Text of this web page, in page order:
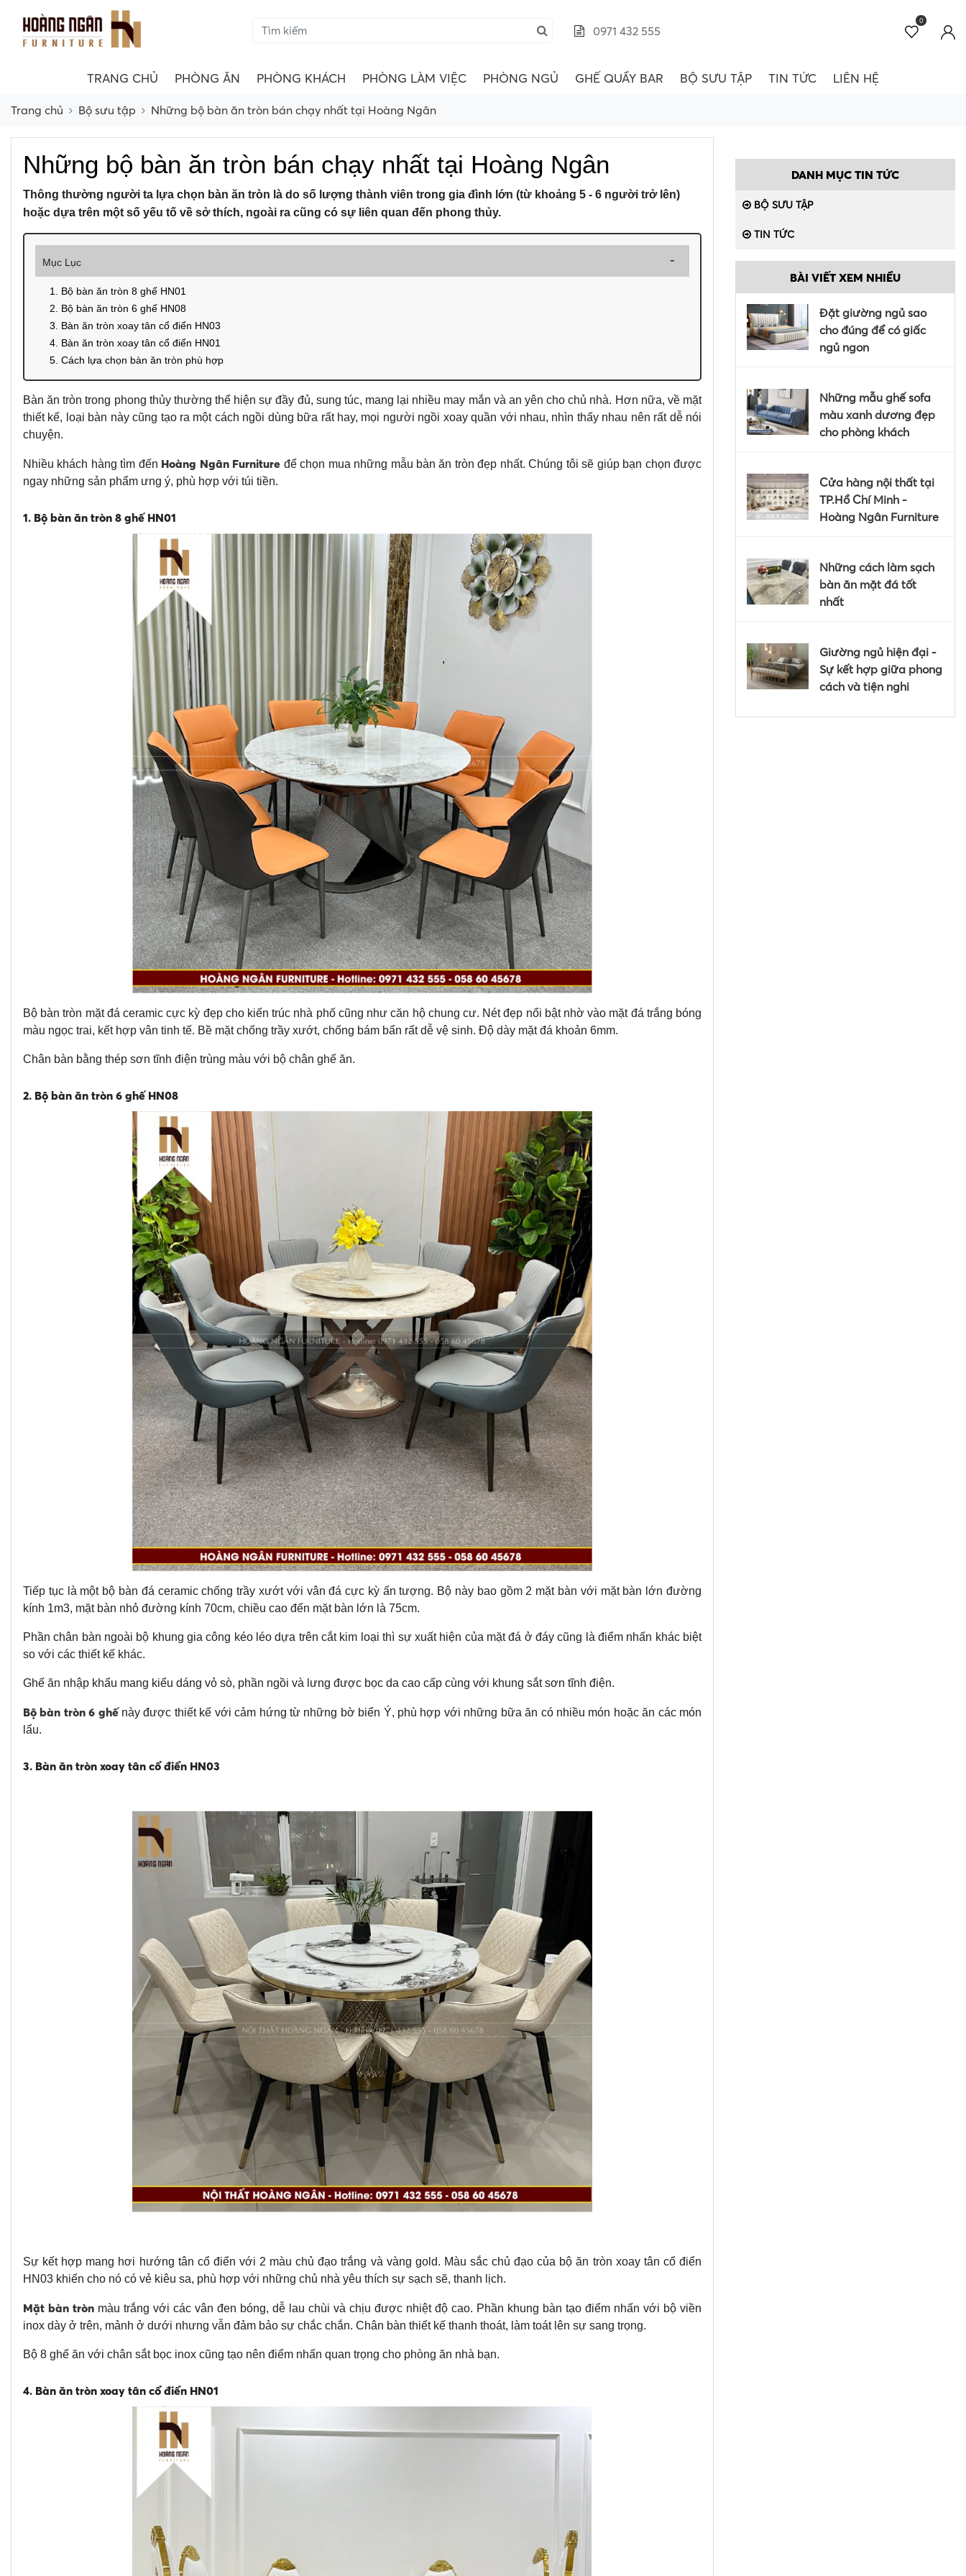
0971 432 555
0
TRANG CHỦ PHÒNG ĂN PHÒNG KHÁCH PHÒNG LÀM VIỆC PHÒNG NGỦ GHẾ QUẦY BAR BỘ SƯU TẬP TIN TỨC LIÊN HỆ
Trang chủ Bộ sưu tập Những bộ bàn ăn tròn bán chạy nhất tại Hoàng Ngân
Những bộ bàn ăn tròn bán chạy nhất tại Hoàng Ngân
Thông thường người ta lựa chọn bàn ăn tròn là do số lượng thành viên trong gia đình lớn (từ khoảng 5 - 6 người trở lên)
hoặc dựa trên một số yếu tố về sở thích, ngoài ra cũng có sự liên quan đến phong thủy.
Mục Lục
1. Bộ bàn ăn tròn 8 ghế HN01
2. Bộ bàn ăn tròn 6 ghế HN08
3. Bàn ăn tròn xoay tân cổ điển HN03
4. Bàn ăn tròn xoay tân cổ điển HN01
5. Cách lựa chọn bàn ăn tròn phù hợp
Bàn ăn tròn trong phong thủy thường thể hiện sự đầy đủ, sung túc, mang lại nhiều may mắn và an yên cho chủ nhà. Hơn nữa, về mặt
thiết kế, loại bàn này cũng tạo ra một cách ngồi dùng bữa rất hay, mọi người ngồi xoay quần với nhau, nhìn thấy nhau nên rất dễ nói
chuyện.
Nhiều khách hàng tìm đến Hoàng Ngân Furniture để chọn mua những mẫu bàn ăn tròn đẹp nhất. Chúng tôi sẽ giúp bạn chọn được
ngay những sản phẩm ưng ý, phù hợp với túi tiền.
1. Bộ bàn ăn tròn 8 ghế HN01
Bộ bàn tròn mặt đá ceramic cực kỳ đẹp cho kiến trúc nhà phố cũng như căn hộ chung cư. Nét đẹp nổi bật nhờ vào mặt đá trắng bóng
màu ngọc trai, kết hợp vân tinh tế. Bề mặt chống trầy xướt, chống bám bẩn rất dễ vệ sinh. Độ dày mặt đá khoản 6mm.
Chân bàn bằng thép sơn tĩnh điện trùng màu với bộ chân ghế ăn.
2. Bộ bàn ăn tròn 6 ghế HN08
Tiếp tục là một bộ bàn đá ceramic chống trầy xướt với vân đá cực kỳ ấn tượng. Bộ này bao gồm 2 mặt bàn với mặt bàn lớn đường
kính 1m3, mặt bàn nhỏ đường kính 70cm, chiều cao đến mặt bàn lớn là 75cm.
Phần chân bàn ngoài bộ khung gia công kéo léo dựa trên cắt kim loại thì sự xuất hiện của mặt đá ở đáy cũng là điểm nhấn khác biệt
so với các thiết kế khác.
Ghế ăn nhập khẩu mang kiểu dáng vỏ sò, phần ngồi và lưng được bọc da cao cấp cùng với khung sắt sơn tĩnh điện.
Bộ bàn tròn 6 ghếnày được thiết kế với cảm hứng từ những bờ biển Ý, phù hợp với những bữa ăn có nhiều món hoặc ăn các món
lẩu.
3. Bàn ăn tròn xoay tân cổ điển HN03
Sự kết hợp mang hơi hướng tân cổ điển với 2 màu chủ đạo trắng và vàng gold. Màu sắc chủ đạo của bộ ăn tròn xoay tân cổ điển
HN03 khiến cho nó có vẻ kiêu sa, phù hợp với những chủ nhà yêu thích sự sạch sẽ, thanh lịch.
Mặt bàn tròn màu trắng với các vân đen bóng, dễ lau chùi và chịu được nhiệt độ cao. Phần khung bàn tạo điểm nhấn với bộ viền
inox dày ở trên, mảnh ở dưới nhưng vẫn đảm bảo sự chắc chắn. Chân bàn thiết kế thanh thoát, làm toát lên sự sang trọng.
Bộ 8 ghế ăn với chân sắt bọc inox cũng tạo nên điểm nhấn quan trọng cho phòng ăn nhà bạn.
4. Bàn ăn tròn xoay tân cổ điển HN01
DANH MỤC TIN TỨC
BỘ SƯU TẬP
TIN TỨC
BÀI VIẾT XEM NHIỀU
Đặt giường ngủ sao
cho đúng để có giấc
ngủ ngon
Những mẫu ghế sofa
màu xanh dương đẹp
cho phòng khách
Cửa hàng nội thất tại
TP.Hồ Chí Minh -
Hoàng Ngân Furniture
Những cách làm sạch
bàn ăn mặt đá tốt
nhất
Giường ngủ hiện đại -
Sự kết hợp giữa phong
cách và tiện nghi